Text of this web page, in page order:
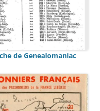
de Genealomaniac